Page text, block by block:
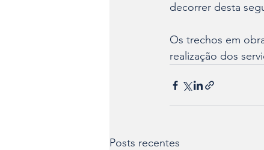
decorrer desta
Os trechos em
realização dos
Posts recentes